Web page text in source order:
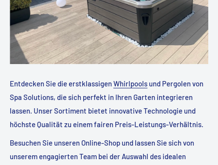
Entdecken Sie die erstklassigenWhirlpools und Pergolen von
Spa Solutions, die sich perfekt in Ihren Garten integrieren
lassen. Unser Sortiment bietet innovative Technologie und
höchste Qualität zu einem fairen Preis-Leistungs-Verhältnis.
Besuchen Sie unseren Online-Shop und lassen Sie sich von
unserem engagierten Team bei der Auswahl des idealen